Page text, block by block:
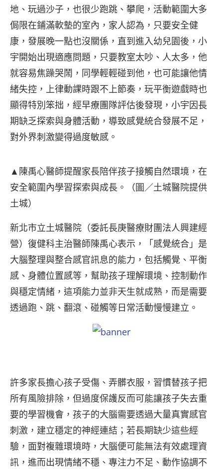
地、玩過沙子，也很少跑跳、攀爬，活動範圍大多
侷限在鋪滿軟墊的室內，家人認為，只要安全健
康，發展晚一點也沒關係，直到進入幼兒園後，小
宇開始出現適應問題，只要教室太吵、人太多，他
就容易焦躁哭鬧，同學輕輕碰到他，也可能讓他情
緒失控，上律動課時跟不上節奏，玩平衡遊戲時也
顯得特別笨拙，經早療團隊評估後發現，小宇因長
期缺乏探索與身體活動，導致感覺統合發展不足，
對外界刺激變得過度敏感。
▲陳禹心醫師提醒家長陪伴孩子接觸自然環境，在
安全範圍內學習探索與成長。（圖／土城醫院提供
土城）
新北市立土城醫院（委託長庚醫療財團法人興建經
營）復健科主治醫師陳禹心表示，「感覺統合」是
大腦整理與整合感官訊息的能力，包括觸覺、平衡
感、身體位置感等，幫助孩子理解環境、控制動作
與穩定情緒，這項能力並非天生就成熟，而是需要
透過跑、跳、翻滾、碰觸等日常活動慢慢建立。
許多家長擔心孩子受傷、弄髒衣服，習慣替孩子把
所有風險排除，但過度保護反而可能讓孩子失去重
要的學習機會，孩子的大腦需要透過大量真實感官
刺激，建立穩定的神經連結；若長期缺少這些經
驗，面對複雜環境時，大腦便可能無法有效處理資
訊，進而出現情緒不穩、專注力不足、動作協調不